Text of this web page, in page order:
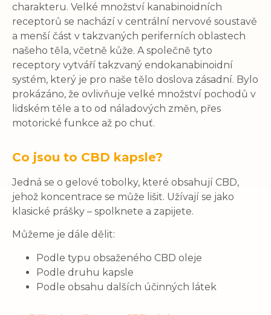
charakteru. Velké množství kanabinoidních
receptorů se nachází v centrální nervové soustavě
a menší část v takzvaných periferních oblastech
našeho těla, včetně kůže. A společně tyto
receptory vytváří takzvaný endokanabinoidní
systém, který je pro naše tělo doslova zásadní. Bylo
prokázáno, že ovlivňuje velké množství pochodů v
lidském těle a to od náladových změn, přes
motorické funkce až po chuť.
Co jsou to CBD kapsle?
Jedná se o gelové tobolky, které obsahují CBD,
jehož koncentrace se může lišit. Užívají se jako
klasické prášky – spolknete a zapijete.
Můžeme je dále dělit:
Podle typu obsaženého CBD oleje
Podle druhu kapsle
Podle obsahu dalších účinných látek